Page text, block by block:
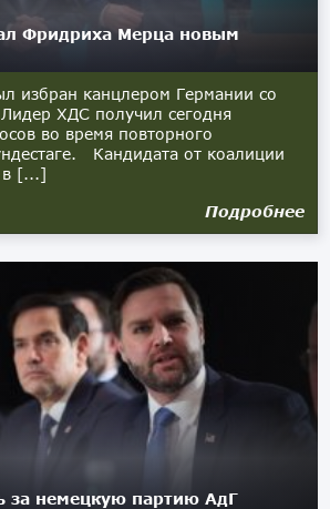
Фридриха Мерца новым
избран канцлером Германии со
ХДС получил сегодня
во время повторного
Кандидата от коалиции
[...]
Подробнее
за немецкую партию АдГ